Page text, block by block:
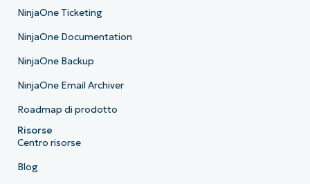
NinjaOne Ticketing
NinjaOne Documentation
NinjaOne Backup
NinjaOne Email Archiver
Roadmap di prodotto
Risorse
Centro risorse
Blog